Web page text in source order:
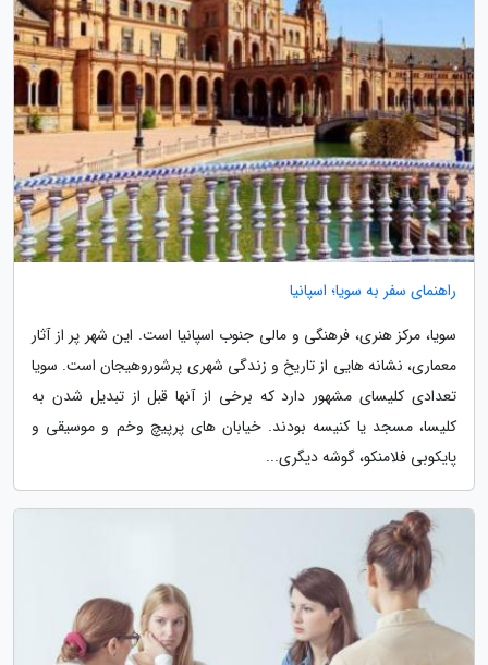
راهنمای سفر به سویا؛ اسپانیا
سویا، مرکز هنری، فرهنگی و مالی جنوب اسپانیا است. این شهر پر از آثار
معماری، نشانه هایی از تاریخ و زندگی شهری پرشوروهیجان است. سویا
تعدادی کلیسای مشهور دارد که برخی از آنها قبل از تبدیل شدن به
کلیسا، مسجد یا کنیسه بودند. خیابان های پرپیچ وخم و موسیقی و
پایکوبی فلامنکو، گوشه دیگری...